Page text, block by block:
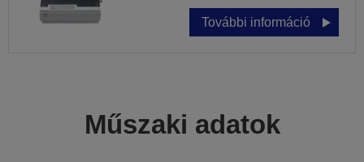
További információ
Műszaki adatok